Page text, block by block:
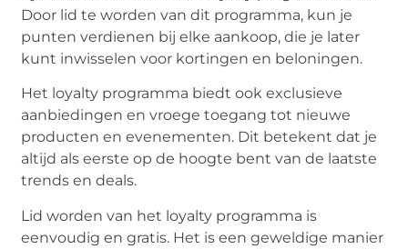
Door lid te worden van dit programma, kun je
punten verdienen bij elke aankoop, die je later
kunt inwisselen voor kortingen en beloningen.
Het loyalty programma biedt ook exclusieve
aanbiedingen en vroege toegang tot nieuwe
producten en evenementen. Dit betekent dat je
altijd als eerste op de hoogte bent van de laatste
trends en deals.
Lid worden van het loyalty programma is
eenvoudig en gratis. Het is een geweldige manier